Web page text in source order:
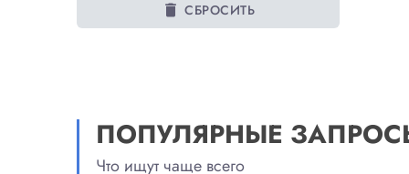
delete СБРОСИТЬ
ПОПУЛЯРНЫЕ
Что ищут чаще всего